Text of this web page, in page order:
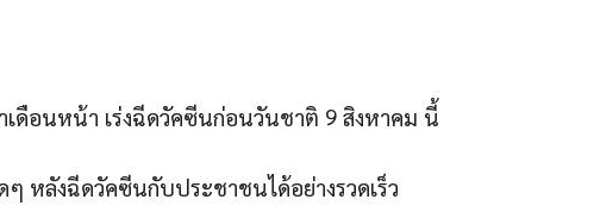
เดือนหน้า เร่งฉีดวัคซีนก่อนวันชาติ 9 สิงหาคม นี้
หลังฉีดวัคซีนกับประชาชนได้อย่างรวดเร็ว